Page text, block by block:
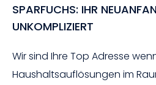
SPARFUCHS: IHR
UNKOMPLIZIERT
Wir sind Ihre Top Adresse
Haushaltsauflösungen im